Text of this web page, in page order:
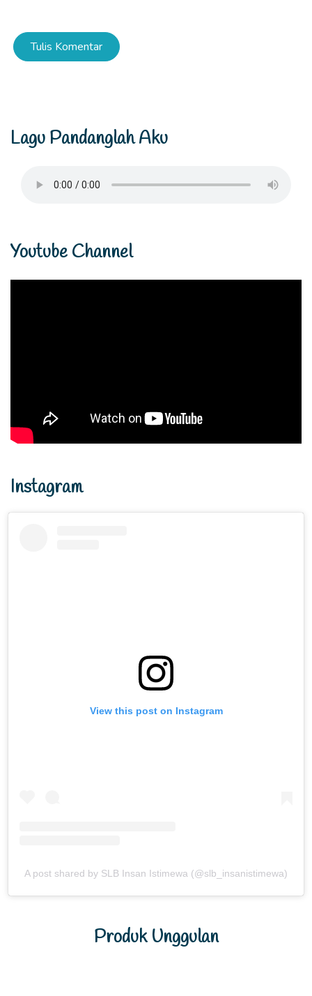
Tulis Komentar
Lagu Pandanglah Aku
Youtube Channel
Instagram
View this post on Instagram
A post shared by SLB Insan Istimewa (@slb_insanistimewa)
Produk Unggulan